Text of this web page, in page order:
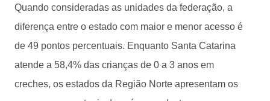
Quando consideradas as unidades da federação, a
diferença entre o estado com maior e menor acesso é
de 49 pontos percentuais. Enquanto Santa Catarina
atende a 58,4% das crianças de 0 a 3 anos em
creches, os estados da Região Norte apresentam os